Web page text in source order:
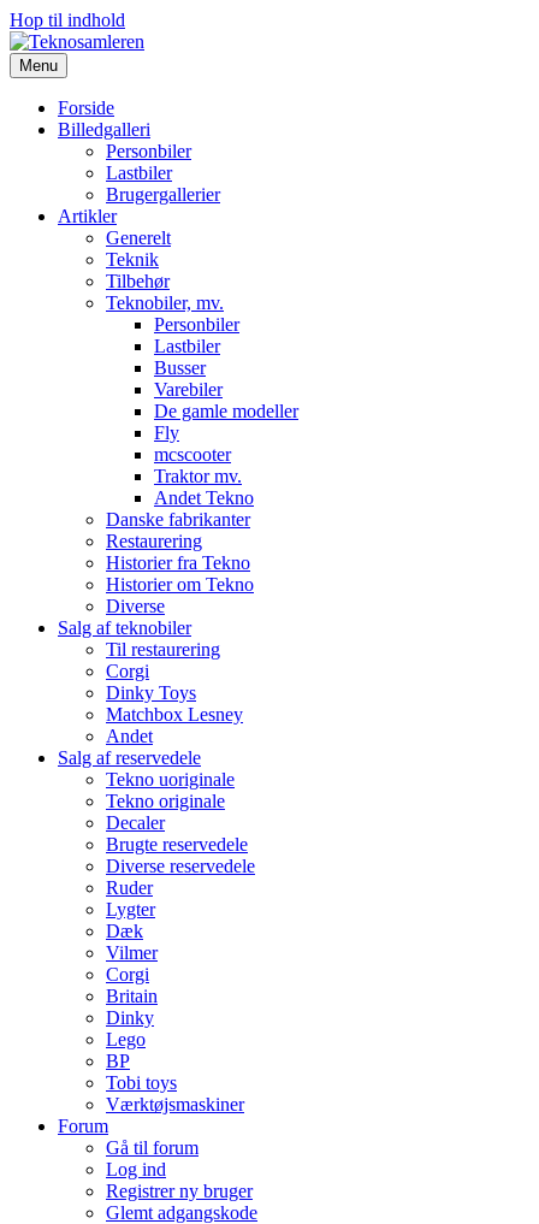
Hop til indhold
Menu
Forside
Billedgalleri
Personbiler
Lastbiler
Brugergallerier
Artikler
Generelt
Teknik
Tilbehør
Teknobiler, mv.
Personbiler
Lastbiler
Busser
Varebiler
De gamle modeller
Fly
mcscooter
Traktor mv.
Andet Tekno
Danske fabrikanter
Restaurering
Historier fra Tekno
Historier om Tekno
Diverse
Salg af teknobiler
Til restaurering
Corgi
Dinky Toys
Matchbox Lesney
Andet
Salg af reservedele
Tekno uoriginale
Tekno originale
Decaler
Brugte reservedele
Diverse reservedele
Ruder
Lygter
Dæk
Vilmer
Corgi
Britain
Dinky
Lego
BP
Tobi toys
Værktøjsmaskiner
Forum
Gå til forum
Log ind
Registrer ny bruger
Glemt adgangskode